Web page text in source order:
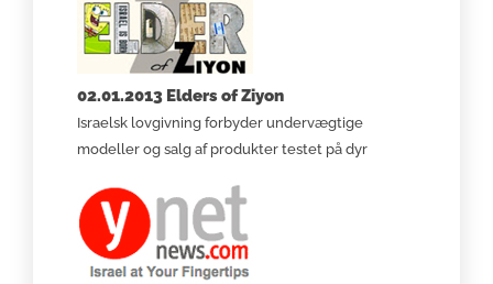
02.01.2013 Elders of Ziyon
Israelsk lovgivning forbyder undervægtige
modeller og salg af produkter testet på dyr